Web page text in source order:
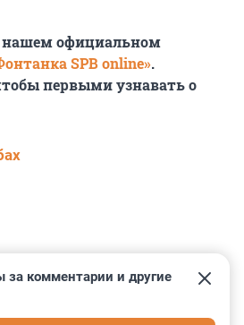
нашем официальном
SPB online».
первыми узнавать о
за комментарии и другие